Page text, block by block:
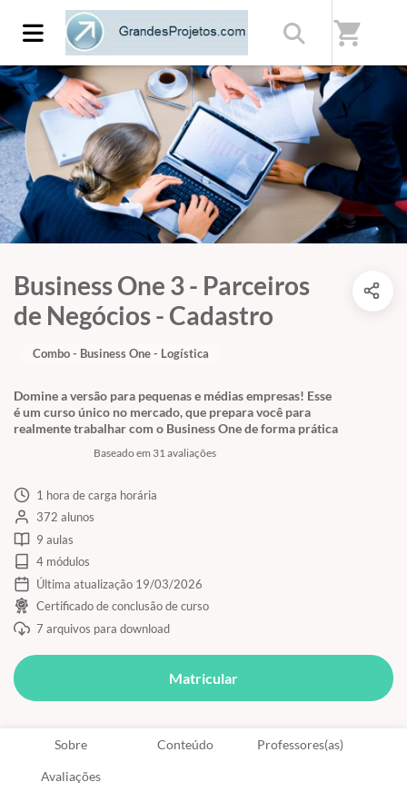
shopping_cart
Business One 3 - Parceiros
de Negócios - Cadastro
Domine a versão para pequenas e médias empresas! Esse
é um curso único no mercado, que prepara você para
realmente trabalhar com o Business One de forma prática
Baseado em 31 avaliações
Combo - Business One - Logística
1 hora de carga horária
372 alunos
9 aulas
4 módulos
Última atualização 19/03/2026
Certificado de conclusão de curso
7 arquivos para download
Matricular
Sobre Conteúdo Professores(as)
Avaliações